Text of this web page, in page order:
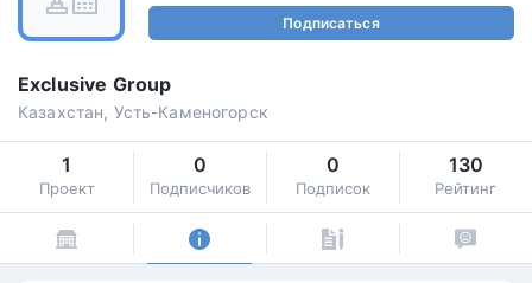
Подписаться
Exclusive Group
Казахстан, Усть-Каменогорск
1
Проект
0
Подписчиков
0
Подписок
130
Рейтинг